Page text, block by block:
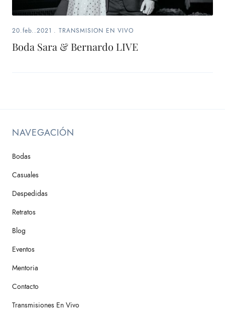
20.feb..2021 . TRANSMISION EN VIVO
Boda Sara & Bernardo LIVE
NAVEGACIÓN
Bodas
Casuales
Despedidas
Retratos
Blog
Eventos
Mentoria
Contacto
Transmisiones En Vivo